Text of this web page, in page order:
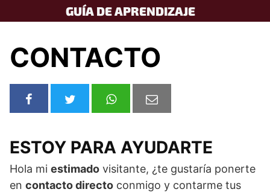
to
GUÍA DE APRENDIZAJE
CONTACTO
ESTOY PARA AYUDARTE
Hola mi estimado visitante, ¿te gustaría ponerte
en contacto directo conmigo y contarme tus